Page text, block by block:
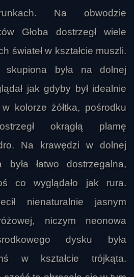
Na obwodzie
Głoba dostrzegł wiele
świateł w kształcie muszli.
skupiona była na dolnej
jak gdyby był idealnie
kolorze żółtka, pośrodku
okrągłą plamę
Na krawędzi w dolnej
łatwo dostrzegalna,
co wyglądało jak rura.
nienaturalnie jasnym
niczym neonowa
dysku była
w kształcie trójkąta.